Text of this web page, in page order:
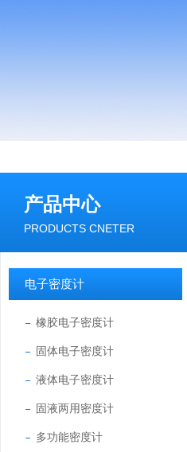
产品中心
PRODUCTS CNETER
电子密度计
橡胶电子密度计
固体电子密度计
液体电子密度计
固液两用密度计
多功能密度计